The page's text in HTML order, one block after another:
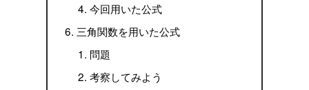
今回用いた公式
三角関数を用いた公式
問題
考察してみよう